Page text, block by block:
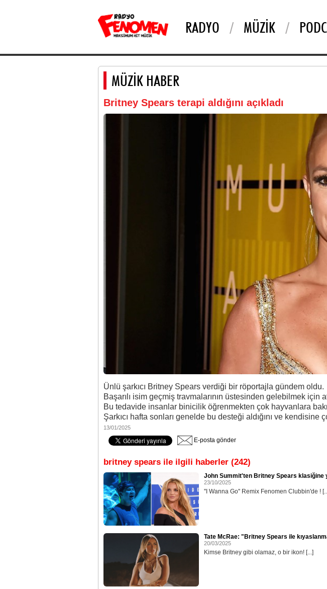
RADYO MÜZIK
MÜZİK HABER
Britney Spears terapi aldığını açıkladı
Ünlü şarkıcı Britney Spears verdiği bir röportajla gündem oldu.
Başarılı isim geçmiş travmalarının üstesinden gelebilmek için at
Bu tedavide insanlar binicilik öğrenmekten çok hayvanlara
Şarkıcı hafta sonları genelde bu desteği aldığını ve
13/01/2025
E-posta gönder
britney spears ile ilgili haberler (242)
John Summit'ten Britney Spears klasiğine
23/10/2025
''I Wanna Go'' Remix Fenomen Clubbin'de !
Tate McRae: "Britney Spears ile
20/03/2025
Kimse Britney gibi olamaz, o bir ikon! [...]